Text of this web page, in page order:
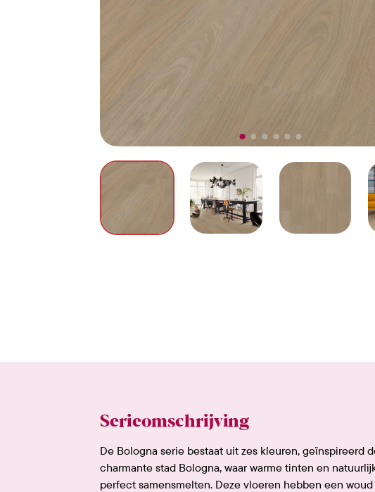
Serieomschrijving
De Bologna serie bestaat uit zes kleuren, geïnspireerd
charmante stad Bologna, waar warme tinten en
perfect samensmelten. Deze vloeren hebben een